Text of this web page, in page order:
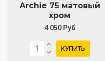
Archie 75 матовый
хром
4 050 Руб
КУПИТЬ